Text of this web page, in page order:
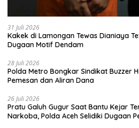
31 Juli 2026
Kakek di Lamongan Tewas Dianiaya
Dugaan Motif Dendam
28 Juli 2026
Polda Metro Bongkar Sindikat Buzzer
Pemesan dan Aliran Dana
26 Juli 2026
Pratu Galuh Gugur Saat Bantu Kejar
Narkoba, Polda Aceh Selidiki Dugaan